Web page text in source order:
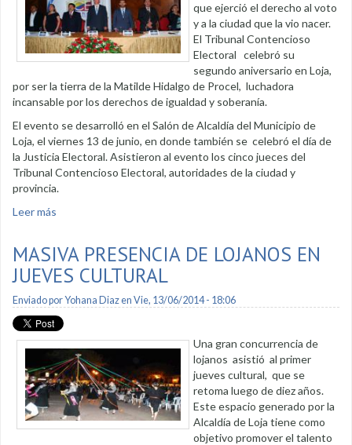
que ejerció el derecho al voto
y a la ciudad que la vio nacer.
El Tribunal Contencioso
Electoral celebró su
segundo aniversario en Loja,
por ser la tierra de la Matilde Hidalgo de Procel, luchadora
incansable por los derechos de igualdad y soberanía.
El evento se desarrolló en el Salón de Alcaldía del Municipio de
Loja, el viernes 13 de junio, en donde también se celebró el día de
la Justicia Electoral. Asistieron al evento los cinco jueces del
Tribunal Contencioso Electoral, autoridades de la ciudad y
provincia.
Leer más
MASIVA PRESENCIA DE LOJANOS EN
JUEVES CULTURAL
Enviado porYohana Diazen Vie, 13/06/2014 - 18:06
Una gran concurrencia de
lojanos asistió al primer
jueves cultural, que se
retoma luego de diez años.
Este espacio generado por la
Alcaldía de Loja tiene como
objetivo promover el talento